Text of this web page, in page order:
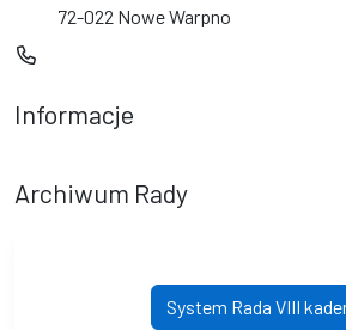
72-022 Nowe Warpno
Informacje
Archiwum Rady
System Rada VIII